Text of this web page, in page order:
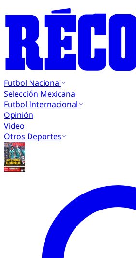
Futbol Nacional
Selección Mexicana
Futbol Internacional
Opinión
Video
Otros Deportes